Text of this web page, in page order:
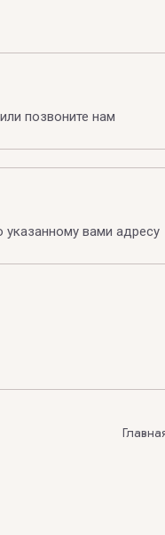
позвоните нам
вами адресу